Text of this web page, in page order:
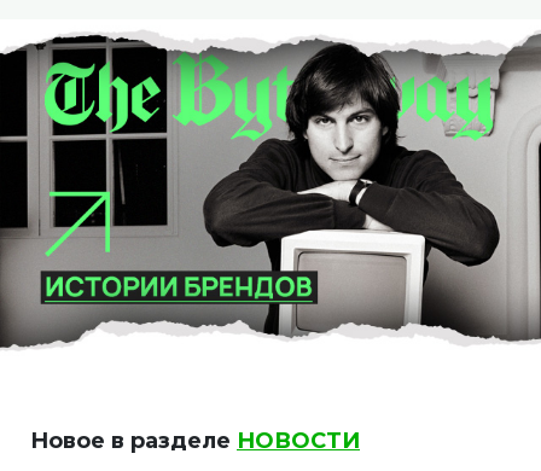
Новое в разделе НОВОСТИ